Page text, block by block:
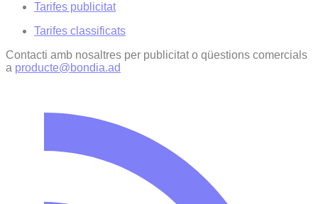
Tarifes publicitat
Tarifes classificats
Contacti amb nosaltres per publicitat o qüestions comercials
a producte@bondia.ad